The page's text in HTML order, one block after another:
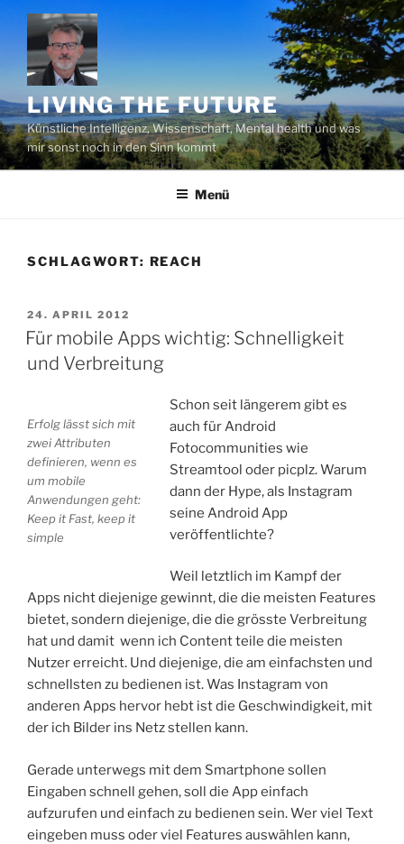
Zum
Inhalt
springen
LIVING THE FUTURE
Künstliche Intelligenz, Wissenschaft, Mental health und was
mir sonst noch in den Sinn kommt
Menü
SCHLAGWORT: REACH
VERÖFFENTLICHT
AM
24. APRIL 2012
Für mobile Apps wichtig: Schnelligkeit
und Verbreitung
Erfolg lässt sich mit
zwei Attributen
definieren, wenn es
um mobile
Anwendungen geht:
Keep it Fast, keep it
simple
Schon seit längerem gibt es
auch für Android
Fotocommunities wie
Streamtool oder picplz. Warum
dann der Hype, als Instagram
seine Android App
veröffentlichte?
Weil letztlich im Kampf der
Apps nicht diejenige gewinnt, die die meisten Features
bietet, sondern diejenige, die die grösste Verbreitung
hat und damit wenn ich Content teile die meisten
Nutzer erreicht. Und diejenige, die am einfachsten und
schnellsten zu bedienen ist. Was Instagram von
anderen Apps hervor hebt ist die Geschwindigkeit, mit
der ich Bilder ins Netz stellen kann.
Gerade unterwegs mit dem Smartphone sollen
Eingaben schnell gehen, soll die App einfach
aufzurufen und einfach zu bedienen sein. Wer viel Text
eingeben muss oder viel Features auswählen kann,